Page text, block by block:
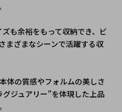
も余裕をもって収納でき、ビ
まざまなシーンで活躍する収
体の質感やフォルムの美しさ
ジュアリー”を体現した上品